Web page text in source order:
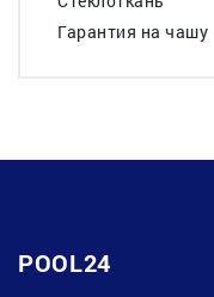
Гарантия на чашу
POOL24